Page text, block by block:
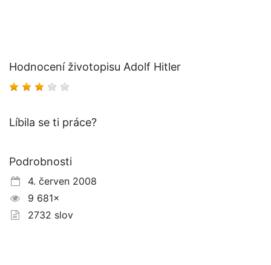
Hodnocení životopisu Adolf Hitler
Líbila se ti práce?
Podrobnosti
4. červen 2008
9 681×
2732 slov